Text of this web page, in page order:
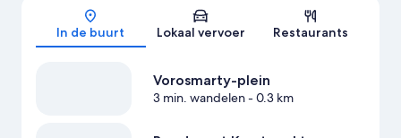
Kaart
In de buurt Lokaal vervoer Restaurants
Vorosmarty-plein
3 min. wandelen- 0.3 km